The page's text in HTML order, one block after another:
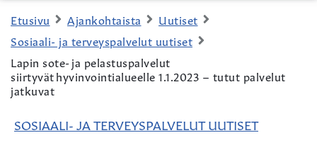
Etusivu Ajankohtaista
Uutiset
Sosiaali- ja terveyspalvelut uutiset
Lapin sote- ja pelastuspalvelut
siirtyvät hyvinvointialueelle 1.1.2023 – tutut palvelut
jatkuvat
SOSIAALI- JA TERVEYSPALVELUT UUTISET